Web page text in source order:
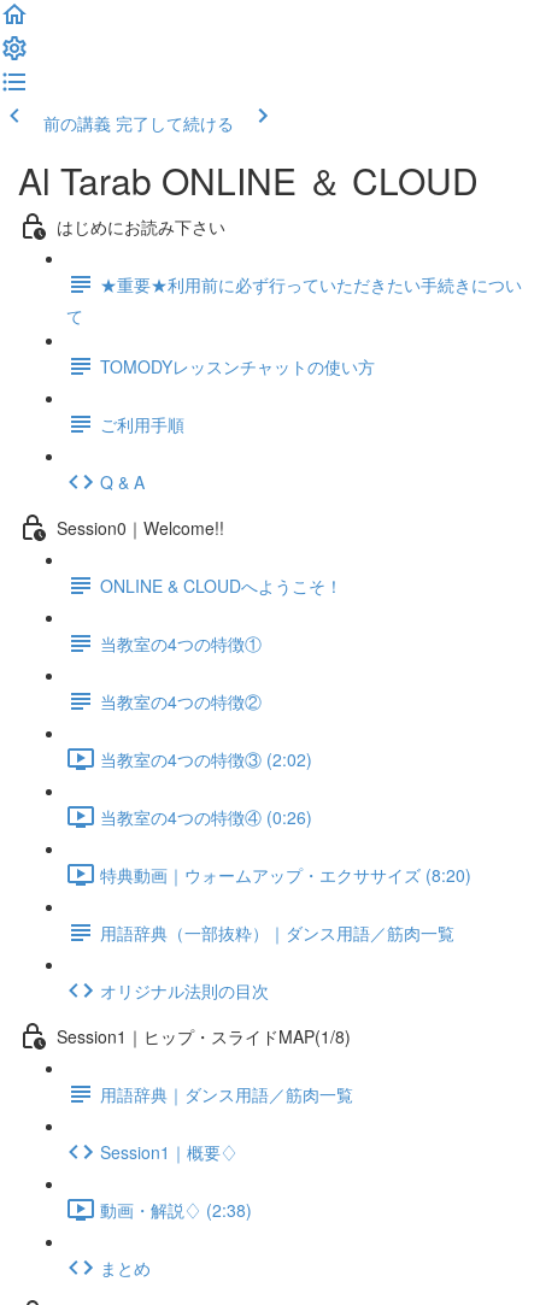
前の講義 完了して続ける
Al Tarab ONLINE ＆ CLOUD
はじめにお読み下さい
★重要★利用前に必ず行っていただきたい手続きについ
て
TOMODYレッスンチャットの使い方
ご利用手順
Q & A
Session0｜Welcome!!
ONLINE & CLOUDへようこそ！
当教室の4つの特徴①
当教室の4つの特徴②
当教室の4つの特徴③ (2:02)
当教室の4つの特徴④ (0:26)
特典動画｜ウォームアップ・エクササイズ (8:20)
用語辞典（一部抜粋）｜ダンス用語／筋肉一覧
オリジナル法則の目次
Session1｜ヒップ・スライドMAP(1/8)
用語辞典｜ダンス用語／筋肉一覧
Session1｜概要♢
動画・解説♢ (2:38)
まとめ